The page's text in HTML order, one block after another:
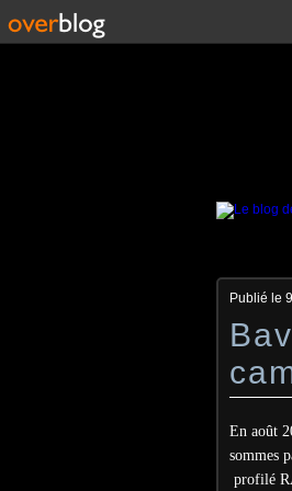
Publié le
En août
sommes
profilé